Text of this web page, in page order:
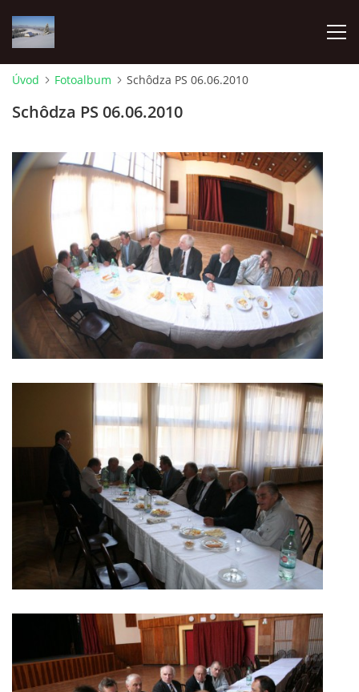
FOTOALBUM
PRE ČLENOV
Pozemkové spoločenstvo Lesnianska hoľa
Pribišská 4
+421908926336, +421918975978
lesnianskahola@outlook.sk
© 2026 eStránky.sk
Úvod Fotoalbum Schôdza PS 06.06.2010
Schôdza PS 06.06.2010